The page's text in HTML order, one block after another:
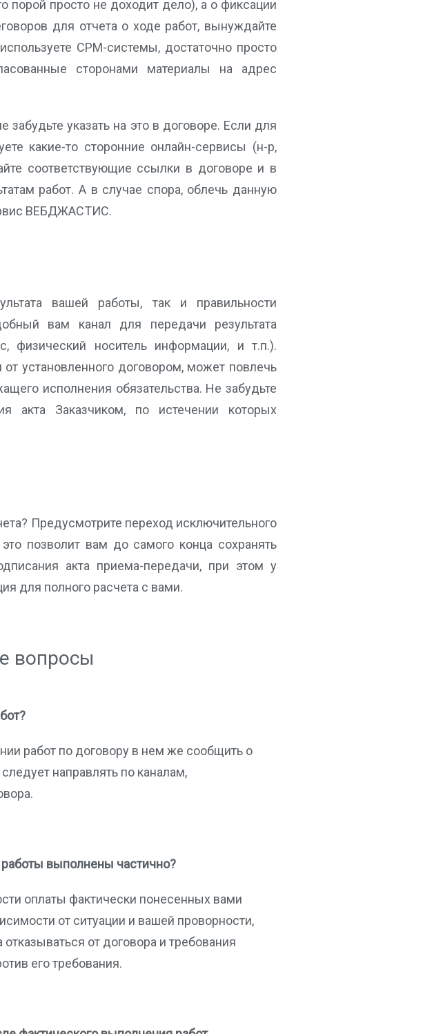
порой просто не доходит дело), а о фиксации
для отчета о ходе работ, вынуждайте
СРМ-системы, достаточно просто
сторонами материалы на адрес
указать на это в договоре. Если для
какие-то сторонние онлайн-сервисы (н-р,
соответствующие ссылки в договоре и в
работ. А в случае спора, облечь данную
ВЕБДЖАСТИС.
вашей работы, так и правильности
вам канал для передачи результата
физический носитель информации, и т.п.).
установленного договором, может повлечь
исполнения обязательства. Не забудьте
акта Заказчиком, по истечении которых
Предусмотрите переход исключительного
позволит вам до самого конца сохранять
акта приема-передачи, при этом у
для полного расчета с вами.
вопросы
работ по договору в нем же сообщить о
направлять по каналам,
работы выполнены частично?
оплаты фактически понесенных вами
от ситуации и вашей проворности,
от договора и требования
его требования.